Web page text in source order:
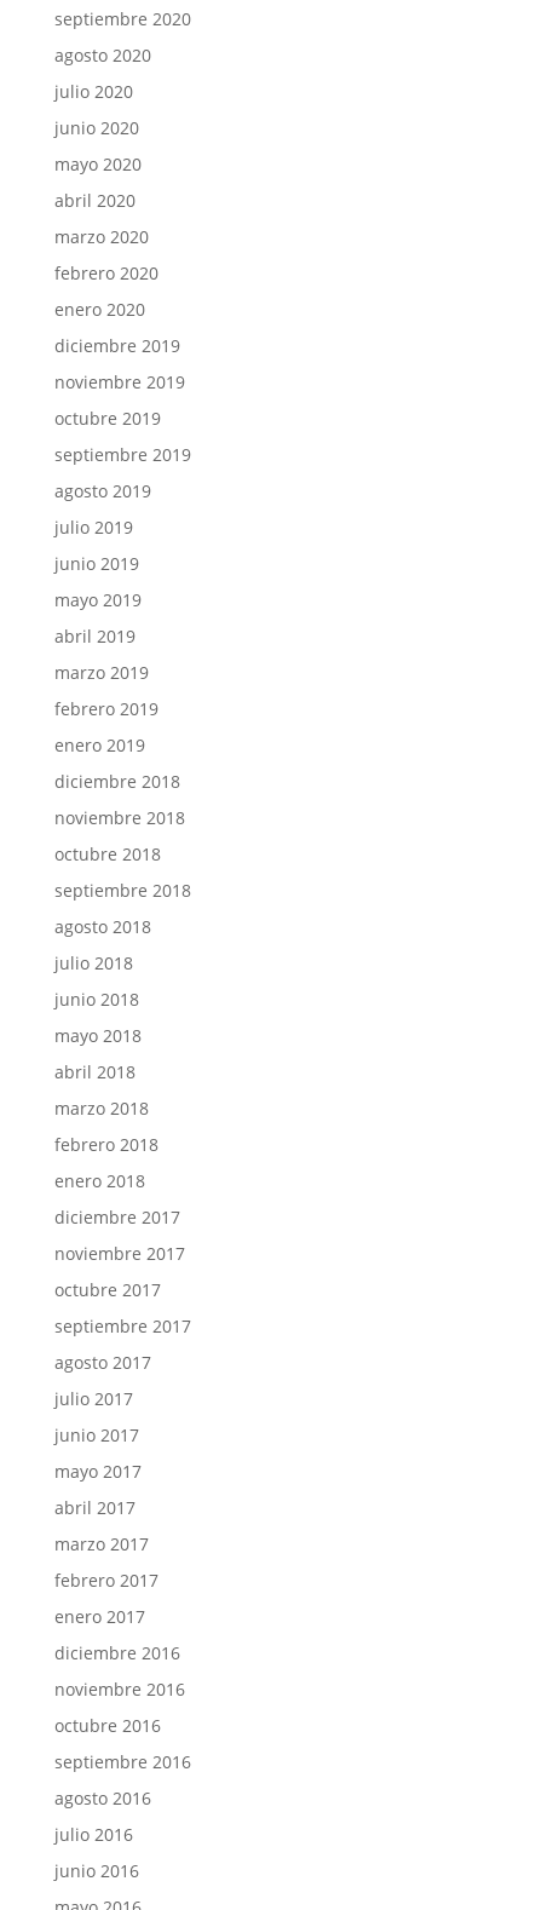
septiembre 2020
agosto 2020
julio 2020
junio 2020
mayo 2020
abril 2020
marzo 2020
febrero 2020
enero 2020
diciembre 2019
noviembre 2019
octubre 2019
septiembre 2019
agosto 2019
julio 2019
junio 2019
mayo 2019
abril 2019
marzo 2019
febrero 2019
enero 2019
diciembre 2018
noviembre 2018
octubre 2018
septiembre 2018
agosto 2018
julio 2018
junio 2018
mayo 2018
abril 2018
marzo 2018
febrero 2018
enero 2018
diciembre 2017
noviembre 2017
octubre 2017
septiembre 2017
agosto 2017
julio 2017
junio 2017
mayo 2017
abril 2017
marzo 2017
febrero 2017
enero 2017
diciembre 2016
noviembre 2016
octubre 2016
septiembre 2016
agosto 2016
julio 2016
junio 2016